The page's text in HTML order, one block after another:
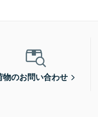
物のお問い合わせ